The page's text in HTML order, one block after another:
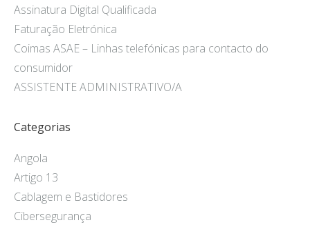
Assinatura Digital Qualificada
Faturação Eletrónica
Coimas ASAE – Linhas telefónicas para contacto do
consumidor
ASSISTENTE ADMINISTRATIVO/A
Categorias
Angola
Artigo 13
Cablagem e Bastidores
Cibersegurança